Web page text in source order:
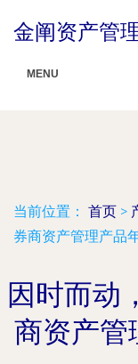
金阐资产管
MENU
当前位置： 首页 >
券商资产管理产品
因时而动
商资产管